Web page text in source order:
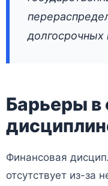
долгосрочных
Барьеры в
Финансовая
отсутствует из-за